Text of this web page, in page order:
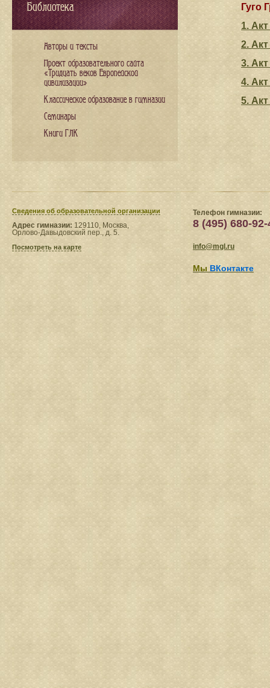
Гуго
1.
2.
3.
4.
5.
Библиотека
Авторы и тексты
Проект образовательного сайта
«Тридцать веков Европейской
цивилизации»
Классическое образование в гимназии
Семинары
Книги ГЛК
Сведения​ об образовательной организации
Адрес гимназии: 129110, Москва,
Орлово-Давыдовский пер., д. 5.
Посмотреть на карте
Телефон гимназии:
8 (495) 680-92-
info@mgl.ru
Мы ВКонтакте